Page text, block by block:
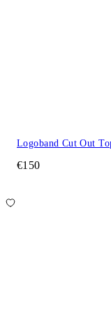
Logoband Cut Out
€150